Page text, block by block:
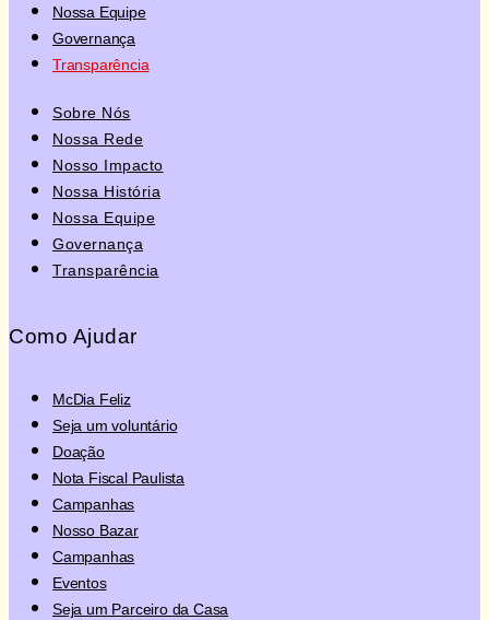
Nossa Equipe
Governança
Transparência
Sobre Nós
Nossa Rede
Nosso Impacto
Nossa História
Nossa Equipe
Governança
Transparência
Como Ajudar
McDia Feliz
Seja um voluntário
Doação
Nota Fiscal Paulista
Campanhas
Nosso Bazar
Campanhas
Eventos
Seja um Parceiro da Casa